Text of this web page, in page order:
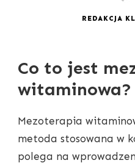
REDAKCJA
Co to jest
witaminowa?
Mezoterapia
metoda stosowana w
polega na